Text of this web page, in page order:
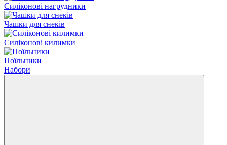
Силіконові нагрудники
Чашки для снеків
Силіконові килимки
Поїльники
Набори